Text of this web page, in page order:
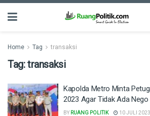
Home Tag transaksi
Tag:transaksi
Kapolda Metro Minta
2023 Agar Tidak Ada
BY RUANG POLITIK 10 JULI 2023